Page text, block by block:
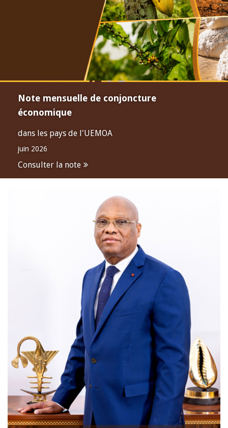
Note mensuelle de conjoncture
économique
dans les pays de l'UEMOA
juin 2026
Consulter la note